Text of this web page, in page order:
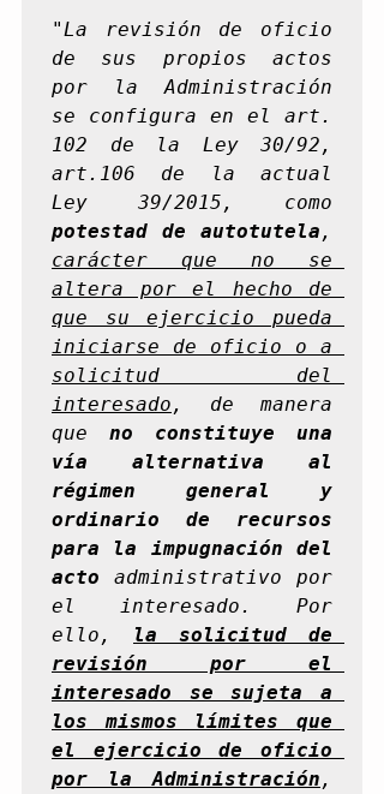
"La revisión de oficio
de sus propios actos
por la Administración
se configura en el art.
102 de la Ley 30/92,
art.106 de la actual
potestad de autotutela
carácter que no se
altera por el hecho de
que su ejercicio pueda
iniciarse de oficio o a
solicitud del
interesado , de manera
que no constituye una
vía alternativa al
régimen general y
ordinario de recursos
para la impugnación del
acto administrativo por
el interesado. Por
ello,
la solicitud de
revisión por el
interesado se sujeta a
los mismos límites que
el ejercicio de oficio
por la Administración ,